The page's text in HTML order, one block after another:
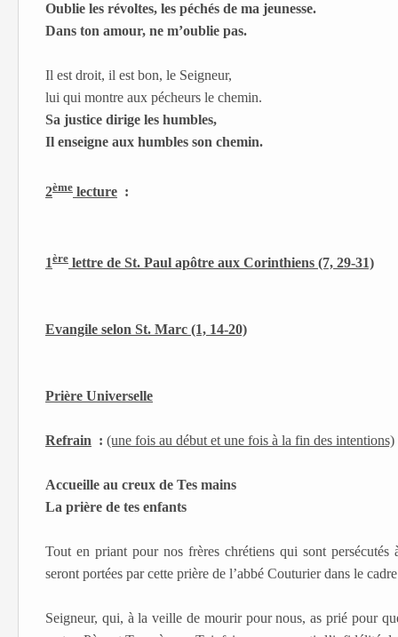
Oublie les révoltes, les péchés de ma jeunesse.
Dans ton amour, ne m’oublie pas.
Il est droit, il est bon, le Seigneur,
lui qui montre aux pécheurs le chemin.
Sa justice dirige les humbles,
Il enseigne aux humbles son chemin.
2ème lecture :
1ère lettre de St. Paul apôtre aux Corinthiens (7, 29-31)
Evangile selon St. Marc (1, 14-20)
Prière Universelle
Refrain : (une fois au début et une fois à la fin des intentions)
Accueille au creux de Tes mains
La prière de tes enfants
Tout en priant pour nos frères chrétiens qui sont
seront portées par cette prière de l’abbé Couturier dans le
Seigneur, qui, à la veille de mourir pour nous, as prié pour